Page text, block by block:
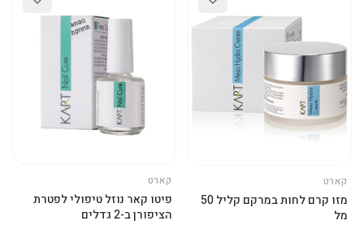
קארט
מזו קרם לחות במרקם קליל 50
מל
בחרי גודל
קארט
פיטו קאר נוזל טיפולי לפטרת
הציפורן ב-2 גדלים